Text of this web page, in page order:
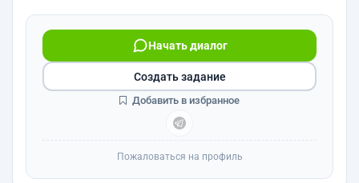
Начать диалог
Создать задание
Добавить в избранное
Пожаловаться на профиль